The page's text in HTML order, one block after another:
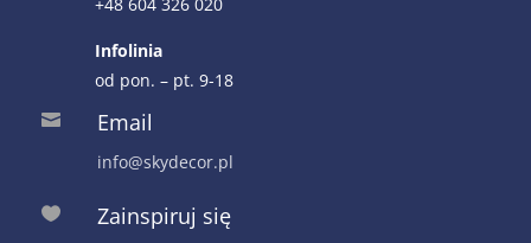
Infolinia
od pon. – pt. 9-18
 Email
info@skydecor.pl
 Zainspiruj się